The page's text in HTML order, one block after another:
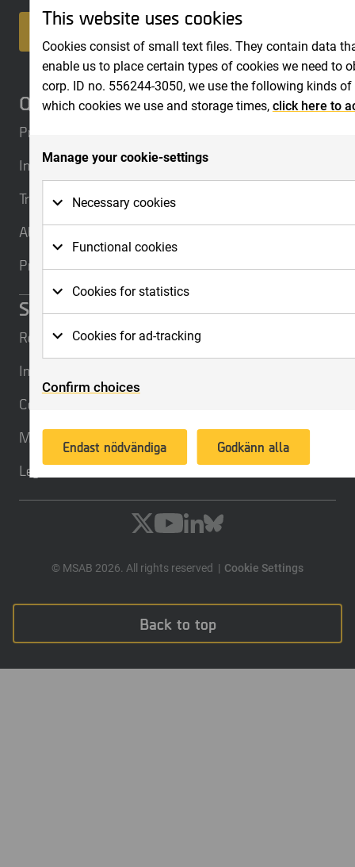
Contact us
Quick links
Products
Industries
Training
About us
Privacy policy
Stay updated
Resources
Investors
Contact
MSAB.com
Legal
© MSAB 2026. All rights reserved Cookie Settings
Back to top
This website uses cookies
Cookies consist of small text files. They contain data
enable us to place certain types of cookies we need to
corp. ID no. 556244-3050, we use the following kinds
which cookies we use and storage times, click here to
Manage your cookie-settings
Necessary cookies
the website. Basic functions are, for example,
you can use menus on the website and navigate
Functional cookies
you would expect. For example, so that it
whether or not you are logged in, to keep the
details or to be able to sort products on the
Cookies for statistics
keep statistics. These cookies anonymize
Cookies for ad-tracking
can provide relevant advertising. Another aim of
recommendations based on what you have
Confirm choices
Endast nödvändiga Godkänn alla